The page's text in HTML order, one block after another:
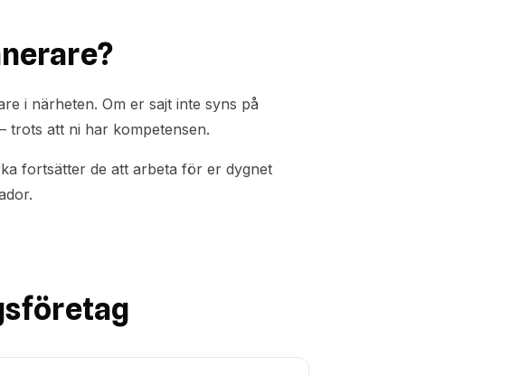
i närheten. Om er sajt inte syns på
att ni har kompetensen.
fortsätter de att arbeta för er dygnet